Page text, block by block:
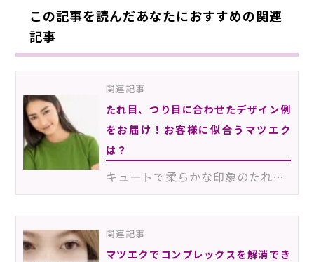
この記事を読んだあなたにおすすめの関連
記事
関連記事
たれ目、つり目に合わせたデザイン例
をお届け！お客様に似合うマツエク
は？
キュートで柔らかな印象のたれ目さん、シャープで知的な印象のつり目さん、といったようにお客様ひとりひ…
関連記事
マツエクでコンプレックスを解消でき